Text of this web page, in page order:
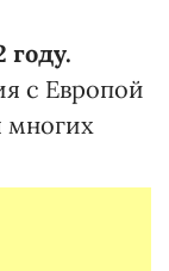
году.
с Европой
многих